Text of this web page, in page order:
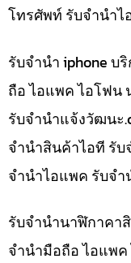
โทรศัพท์ รับจำนำไ
รับจำนำ iphone บ
ถือ ไอแพค ไอโฟน
รับจํานําแจ้งวัฒนะ
จำนำสินค้าไอที รั
จำนำไอแพค รับจำ
รับจำนำนาฬิกาคา
จำนำมือถือ ไอแพ